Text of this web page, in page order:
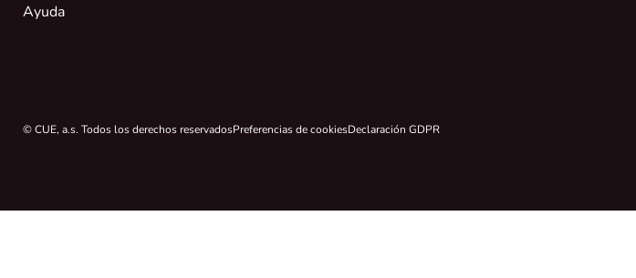
Ayuda
© CUE, a.s. Todos los derechos reservadosPreferencias de cookiesDeclaración GDPR